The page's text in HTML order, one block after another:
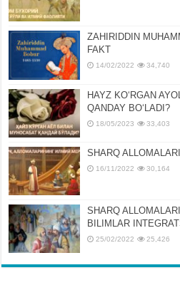
ZAHIRIDDIN
FAKT
14/02/2022 34,740
HAYZ KOʻRGAN
QANDAY BOʻLADI?
18/05/2023 33,403
SHARQ
16/11/2022 30,164
SHARQ
BILIMLAR
25/02/2022 25,426